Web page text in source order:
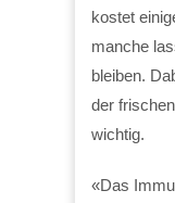
kostet
manche
bleiben.
der
wichtig.
«Das